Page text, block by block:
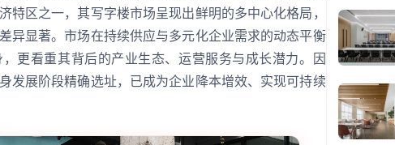
特区之一，其写字楼市场呈现出鲜明的多中心化格局，
异显著。市场在持续供应与多元化企业需求的动态平衡
更看重其背后的产业生态、运营服务与成长潜力。因
发展阶段精确选址，已成为企业降本增效、实现可持续